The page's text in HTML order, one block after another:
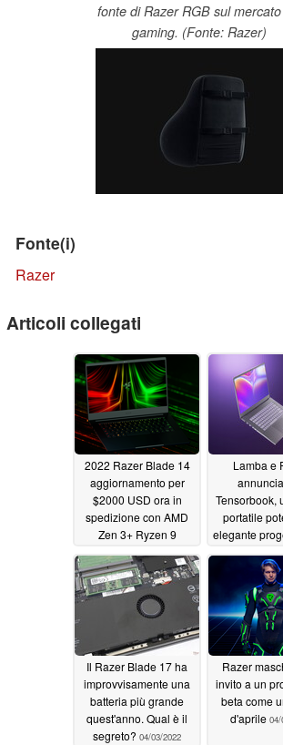
fonte di Razer RGB sul
gaming. (Fonte: Razer)
Fonte(i)
Razer
Articoli collegati
2022 Razer Blade 14
aggiornamento per
$2000 USD ora in
spedizione con AMD
Zen 3+ Ryzen 9
04/29/2022
Lamba e
Tensorbook,
portatile
elegante
automatico
Il Razer Blade 17 ha
improvvisamente una
batteria più grande
quest'anno. Qual è il
segreto? 04/03/2022
Razer
invito a un
beta come
d'aprile 04/